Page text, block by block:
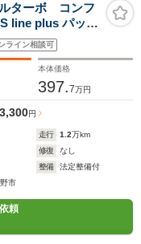
ターボ コンフ
line plus パッケ
ウンドビュー
ージ 認定中古
ライン相談可
本体価格
397.7万円
円
走行 1.2万km
修復
なし
整備
法定整備付
市
頼